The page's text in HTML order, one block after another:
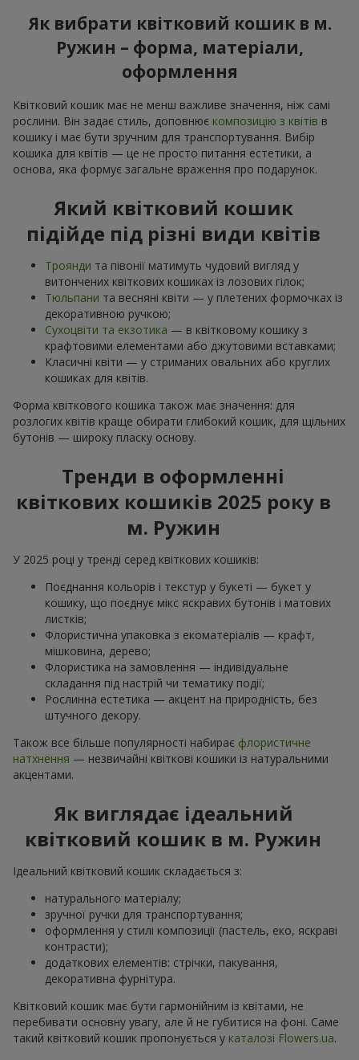
Як вибрати квітковий кошик в м.
Ружин – форма, матеріали,
оформлення
Квітковий кошик має не менш важливе значення, ніж самі
рослини. Він задає стиль, доповнює композицію з квітів в
кошику і має бути зручним для транспортування. Вибір
кошика для квітів — це не просто питання естетики, а
основа, яка формує загальне враження про подарунок.
Який квітковий кошик
підійде під різні види квітів
Троянди та півонії матимуть чудовий вигляд у
витончених квіткових кошиках із лозових гілок;
Тюльпани та весняні квіти — у плетених формочках із
декоративною ручкою;
Сухоцвіти та екзотика — в квітковому кошику з
крафтовими елементами або джутовими вставками;
Класичні квіти — у стриманих овальних або круглих
кошиках для квітів.
Форма квіткового кошика також має значення: для
розлогих квітів краще обирати глибокий кошик, для щільних
бутонів — широку пласку основу.
Тренди в оформленні
квіткових кошиків 2025 року в
м. Ружин
У 2025 році у тренді серед квіткових кошиків:
Поєднання кольорів і текстур у букеті — букет у
кошику, що поєднує мікс яскравих бутонів і матових
листків;
Флористична упаковка з екоматеріалів — крафт,
мішковина, дерево;
Флористика на замовлення — індивідуальне
складання під настрій чи тематику події;
Рослинна естетика — акцент на природність, без
штучного декору.
Також все більше популярності набирає флористичне
натхнення — незвичайні квіткові кошики із натуральними
акцентами.
Як виглядає ідеальний
квітковий кошик в м. Ружин
Ідеальний квітковий кошик складається з:
натурального матеріалу;
зручної ручки для транспортування;
оформлення у стилі композиції (пастель, еко, яскраві
контрасти);
додаткових елементів: стрічки, пакування,
декоративна фурнітура.
Квітковий кошик має бути гармонійним із квітами, не
перебивати основну увагу, але й не губитися на фоні. Саме
такий квітковий кошик пропонується у каталозі Flowers.ua.